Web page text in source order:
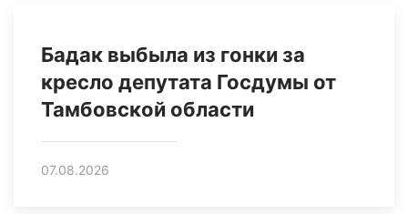
Бадак выбыла из гонки за
кресло депутата Госдумы от
Тамбовской области
07.08.2026